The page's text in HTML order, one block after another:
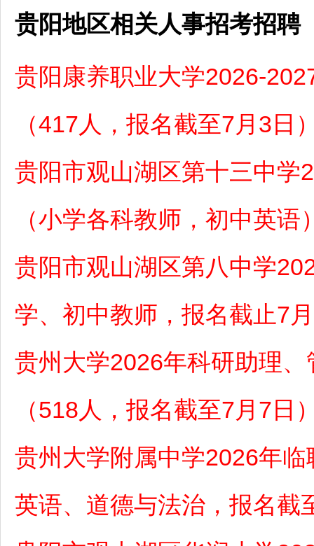
贵阳地区相关人事招考招聘
贵阳康养职业大学2026-
（417人，报名截至7月3日
贵阳市观山湖区第十三中学
（小学各科教师，初中英语
贵阳市观山湖区第八中学
学、初中教师，报名截止7
贵州大学2026年科研助理
（518人，报名截至7月7日
贵州大学附属中学2026年
英语、道德与法治，报名截